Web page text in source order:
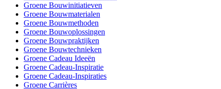
Groene Bouwinitiatieven
Groene Bouwmaterialen
Groene Bouwmethoden
Groene Bouwoplossingen
Groene Bouwpraktijken
Groene Bouwtechnieken
Groene Cadeau Ideeën
Groene Cadeau-Inspiratie
Groene Cadeau-Inspiraties
Groene Carrières